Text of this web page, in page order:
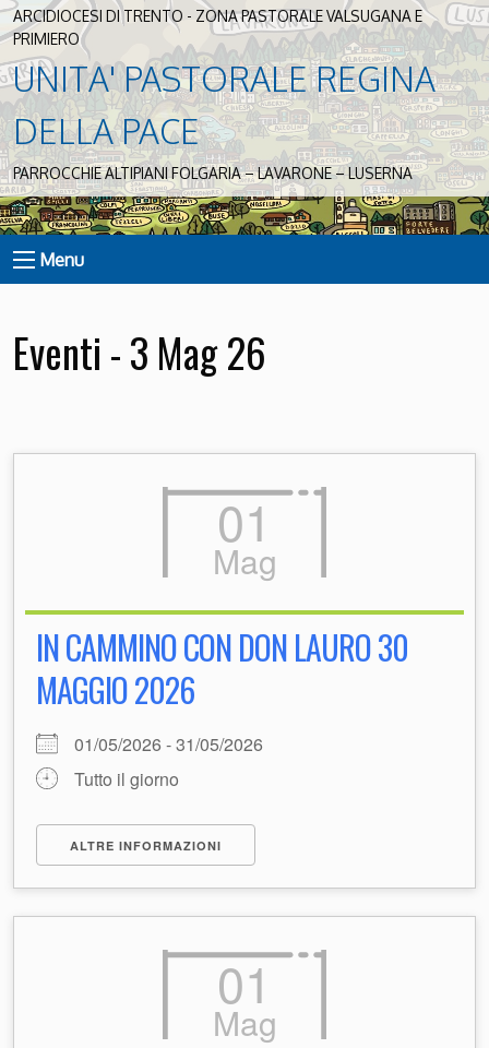
ARCIDIOCESI DI TRENTO - ZONA PASTORALE VALSUGANA E
PRIMIERO
UNITA' PASTORALE REGINA
DELLA PACE
PARROCCHIE ALTIPIANI FOLGARIA – LAVARONE – LUSERNA
Menu
Eventi - 3 Mag 26
01
Mag
IN CAMMINO CON DON LAURO 30
MAGGIO 2026
01/05/2026 - 31/05/2026
Tutto il giorno
ALTRE INFORMAZIONI
01
Mag